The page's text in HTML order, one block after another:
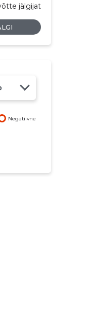
jälgijat
Negatiivne